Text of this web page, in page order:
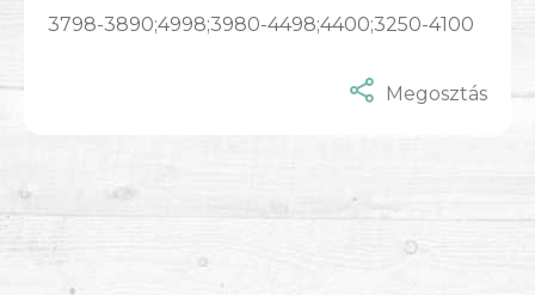
3798-3890;4998;3980-4498;4400;3250-4100
Megosztás